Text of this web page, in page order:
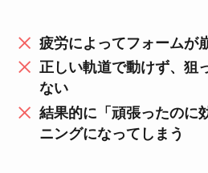
疲労によってフォームが
正しい軌道で動けず、狙
ない
結果的に「頑張ったのに
ニングになってしまう